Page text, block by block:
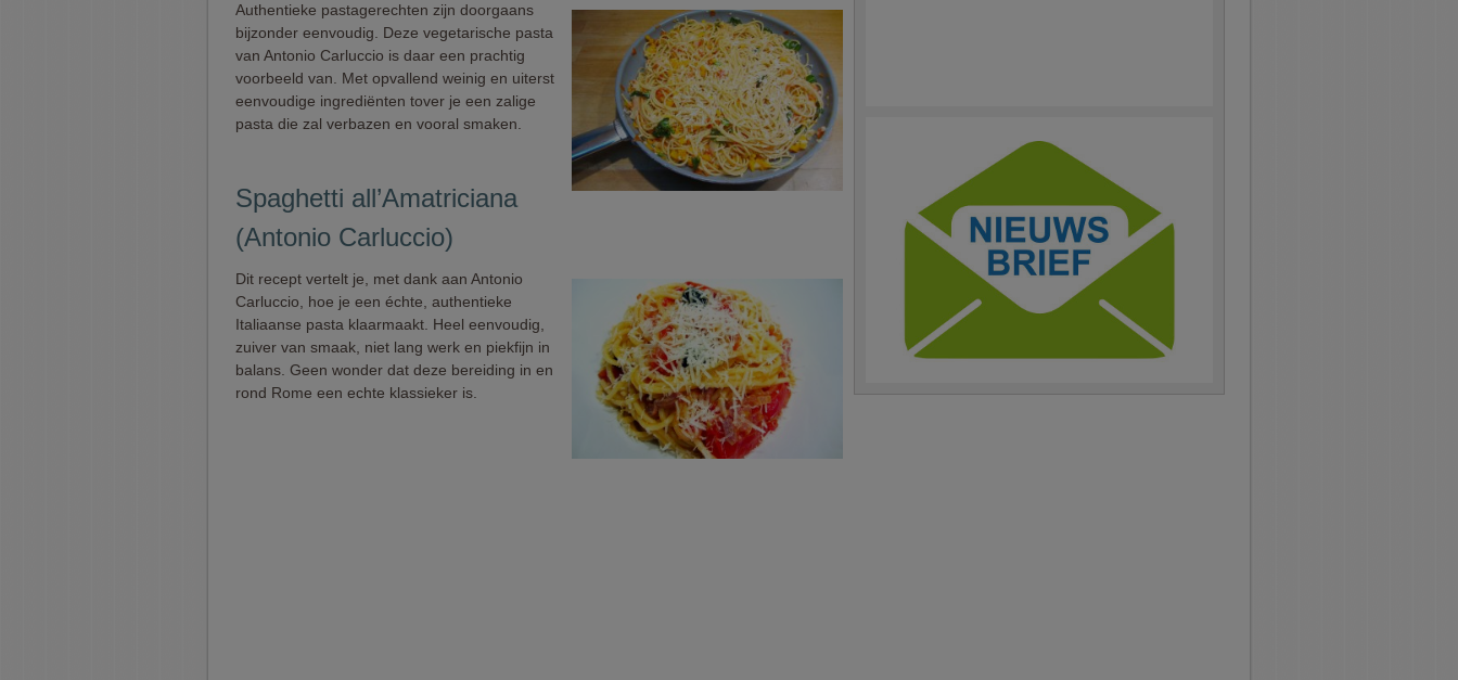
Authentieke pastagerechten zijn doorgaans
bijzonder eenvoudig. Deze vegetarische pasta
van Antonio Carluccio is daar een prachtig
voorbeeld van. Met opvallend weinig en uiterst
eenvoudige ingrediënten tover je een zalige
pasta die zal verbazen en vooral smaken.
Spaghetti all’Amatriciana
(Antonio Carluccio)
Dit recept vertelt je, met dank aan Antonio
Carluccio, hoe je een échte, authentieke
Italiaanse pasta klaarmaakt. Heel eenvoudig,
zuiver van smaak, niet lang werk en piekfijn in
balans. Geen wonder dat deze bereiding in en
rond Rome een echte klassieker is.